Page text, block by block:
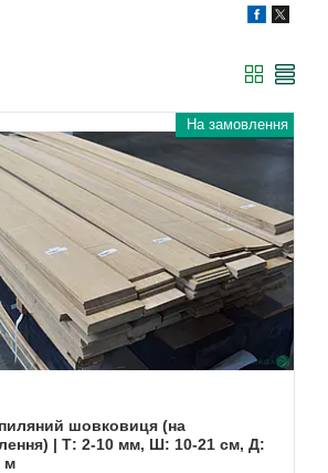
На замовлення
шовковиця (на
| Т: 2-10 мм, Ш: 10-21 см, Д:
м